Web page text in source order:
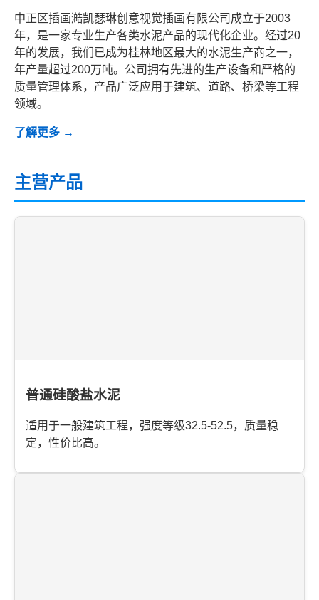
中正区插画澔凯瑟琳创意视觉插画有限公司成立于2003
年，是一家专业生产各类水泥产品的现代化企业。经过20
年的发展，我们已成为桂林地区最大的水泥生产商之一，
年产量超过200万吨。公司拥有先进的生产设备和严格的
质量管理体系，产品广泛应用于建筑、道路、桥梁等工程
领域。
了解更多 →
主营产品
普通硅酸盐水泥
适用于一般建筑工程，强度等级32.5-52.5，质量稳
定，性价比高。